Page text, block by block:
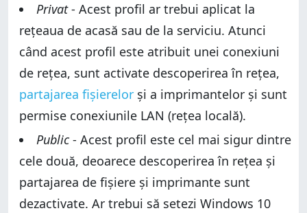
Privat- Acest profil ar trebui aplicat la
rețeaua de acasă sau de la serviciu. Atunci
când acest profil este atribuit unei conexiuni
de rețea, sunt activate descoperirea în rețea,
partajarea fișierelor și a imprimantelor și sunt
permise conexiunile LAN (rețea locală).
Public- Acest profil este cel mai sigur dintre
cele două, deoarece descoperirea în rețea și
partajarea de fișiere și imprimante sunt
dezactivate. Ar trebui să setezi Windows 10